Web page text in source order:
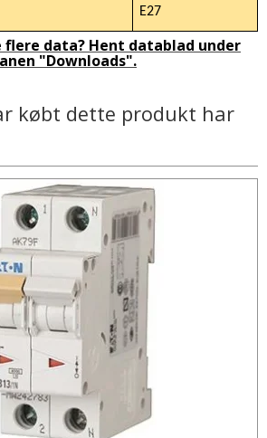
E27
flere data? Hent datablad under
"Downloads".
købt dette produkt har